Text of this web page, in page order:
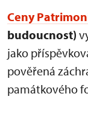
Ceny
budoucnost)
jako
pověřená
památkového